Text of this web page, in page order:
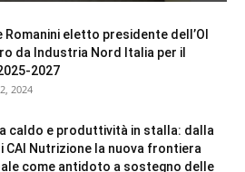
Romanini eletto presidente dell’OI
da Industria Nord Italia per il
2027
2024
caldo e produttività in stalla: dalla
CAI Nutrizione la nuova frontiera
come antidoto a sostegno delle